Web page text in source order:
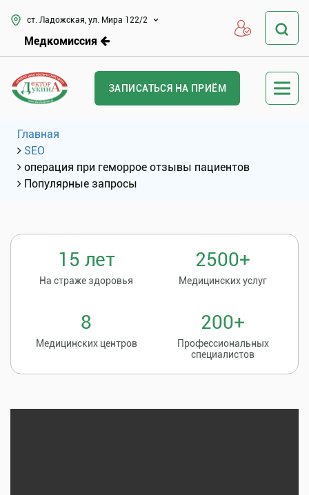
ст. Ладожская, ул. Мира 122/2
Медкомиссия
ЗАПИСАТЬСЯ НА ПРИЁМ
Главная
SEO
операция при геморрое отзывы пациентов
Популярные запросы
15 лет
На страже здоровья
2500+
Медицинских услуг
8
Медицинских центров
200+
Профессиональных
специалистов